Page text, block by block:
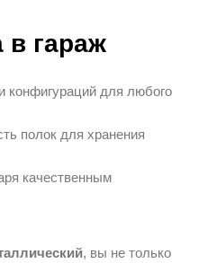
гараж
конфигураций для любого
полок для хранения
качественным
, вы не только